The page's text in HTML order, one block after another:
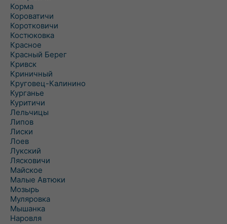
Корма
Короватичи
Коротковичи
Костюковка
Красное
Красный Берег
Кривск
Криничный
Круговец-Калинино
Курганье
Куритичи
Лельчицы
Липов
Лиски
Лоев
Лукский
Лясковичи
Майское
Малые Автюки
Мозырь
Муляровка
Мышанка
Наровля